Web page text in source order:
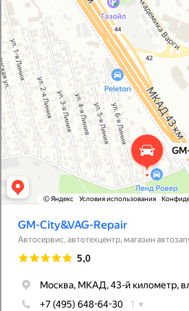
GM-City&VAG-Repair
Автосервис, автотехцентр в Москве
Магазин автозапчастей и автотоваров в Москве